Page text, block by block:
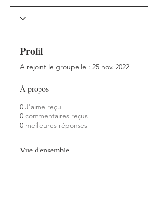
Profil
A rejoint le groupe le : 25 nov. 2022
À propos
0 J'aime reçu
0 commentaires reçus
0 meilleures réponses
Vue d'ensemble